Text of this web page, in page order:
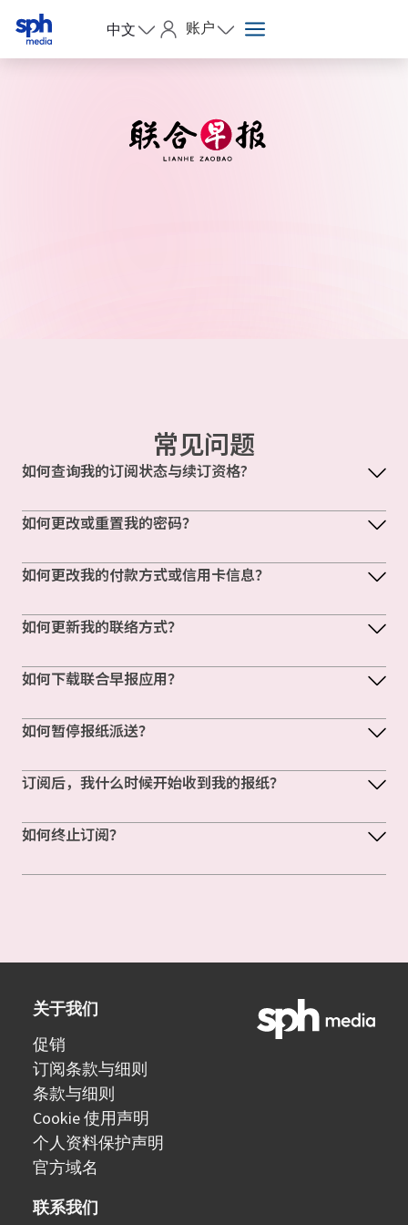
中文 账户
常见问题
如何查询我的订阅状态与续订资格?
如何更改或重置我的密码？
如何更改我的付款方式或信用卡信息？
如何更新我的联络方式？
如何下载联合早报应用？
如何暂停报纸派送？
订阅后，我什么时候开始收到我的报纸？
如何终止订阅？
关于我们
促销
订阅条款与细则
条款与细则
Cookie 使用声明
个人资料保护声明
官方域名
联系我们